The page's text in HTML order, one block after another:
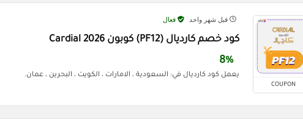
COUPON
قبل شهر واحد فعال
كود خصم كارديال (PF12) كوبون Cardial 2026
8%
يعمل كود كارديال في: السعودية ، الامارات ، الكويت ، البحرين ، عمان.